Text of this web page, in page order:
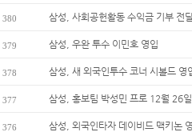
380 삼성, 사회공헌활동 수익금 기부 전
379 삼성, 우완 투수 이민호 영입
378 삼성, 새 외국인투수 코너 시볼드 영
377 삼성, 홍보팀 박성민 프로 12월 26
376 삼성, 외국인타자 데이비드 맥키논